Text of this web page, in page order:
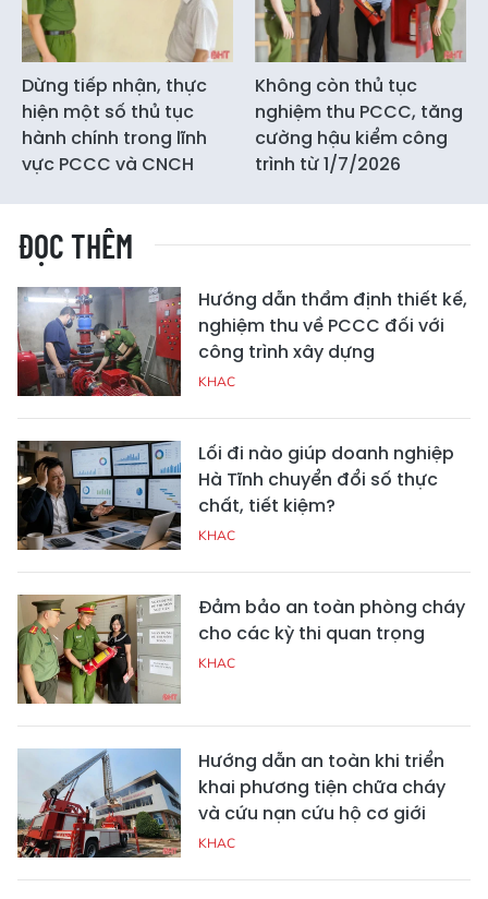
Dừng tiếp nhận, thực
hiện một số thủ tục
hành chính trong lĩnh
vực PCCC và CNCH
Không còn thủ tục
nghiệm thu PCCC, tăng
cường hậu kiểm công
trình từ 1/7/2026
ĐỌC THÊM
Hướng dẫn thẩm định thiết kế,
nghiệm thu về PCCC đối với
công trình xây dựng
KHAC
Lối đi nào giúp doanh nghiệp
Hà Tĩnh chuyển đổi số thực
chất, tiết kiệm?
KHAC
Đảm bảo an toàn phòng cháy
cho các kỳ thi quan trọng
KHAC
Hướng dẫn an toàn khi triển
khai phương tiện chữa cháy
và cứu nạn cứu hộ cơ giới
KHAC